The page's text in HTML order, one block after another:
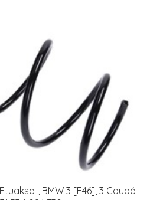
BMW 3 [E46], 3 Coupé